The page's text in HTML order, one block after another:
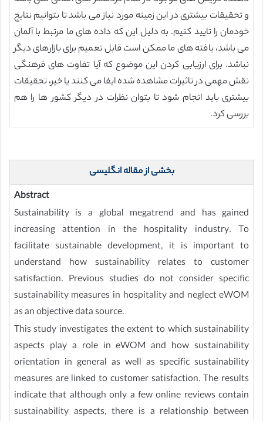
و تحقیقات بیشتری در این زمینه مورد نیاز می باشد تا بتوانیم نتایج
خودمان را تایید کنیم. به دلیل این که داده های ما مرتبط با آلمان
می باشد، یافته های ما ممکن است قابل تعمیم برای بازارهای دیگر
نباشد. برای ارزیابی کردن این موضوع که آیا تفاوت های فرهنگی
نقش مهمی در تاثیرات مشاهده شده ایفا می کنند یا خیر، تحقیقات
بیشتری باید انجام شود تا بتوان نظرات در دیگر کشور ها را هم
بررسی کرد.
بخشی از مقاله انگلیسی
Abstract
Sustainability is a global megatrend and has gained
increasing attention in the hospitality industry. To
facilitate sustainable development, it is important to
understand how sustainability relates to customer
satisfaction. Previous studies do not consider specific
sustainability measures in hospitality and neglect eWOM
as an objective data source.
This study investigates the extent to which sustainability
aspects play a role in eWOM and how sustainability
orientation in general as well as specific sustainability
measures are linked to customer satisfaction. The results
indicate that although only a few online reviews contain
sustainability aspects, there is a relationship between